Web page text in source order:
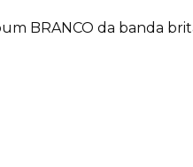
BRANCO da banda